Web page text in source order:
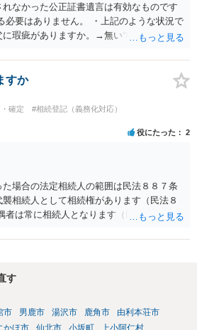
れなかった公正証書遺言は有効なものです
要はありません。 ・上記のような状況で
に瑕疵がありますか。→無いです。 ・分割
られますので、どこが妥当とは言えない
ません。 ・できれば穏やかに、分割を拒否
分割を拒否するということは、遺産はいら
遺言で、受取を指定されててもいらない
理由を説明する必要はありません。
すか
確定
#相続登記（義務化対応）
役にたった 2
場合の法定相続人の範囲は民法８８７条
相続人として相続権があります（民法８
者は常に相続人となります（民法８９０
、孫５人に加えて「おじ又はおば」にも
す
市 男鹿市 湯沢市 鹿角市
由利本荘市